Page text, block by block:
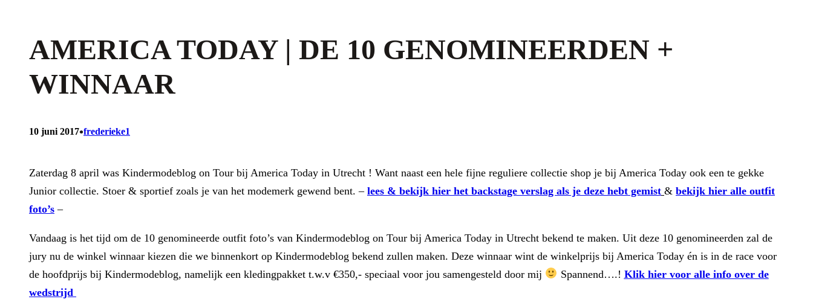
AMERICA TODAY | DE 10 GENOMINEERDEN +
WINNAAR
10 juni 2017•frederieke1
Zaterdag 8 april was Kindermodeblog on Tour bij America Today in Utrecht ! Want naast een hele fijne reguliere collectie shop je bij America Today ook een te gekke
Junior collectie. Stoer & sportief zoals je van het modemerk gewend bent. – lees & bekijk hier het backstage verslag als je deze hebt gemist & bekijk hier alle outfit
foto’s –
Vandaag is het tijd om de 10 genomineerde outfit foto’s van Kindermodeblog on Tour bij America Today in Utrecht bekend te maken. Uit deze 10 genomineerden zal de
jury nu de winkel winnaar kiezen die we binnenkort op Kindermodeblog bekend zullen maken. Deze winnaar wint de winkelprijs bij America Today én is in de race voor
de hoofdprijs bij Kindermodeblog, namelijk een kledingpakket t.w.v €350,- speciaal voor jou samengesteld door mij
Spannend….! Klik hier voor alle info over de
wedstrijd